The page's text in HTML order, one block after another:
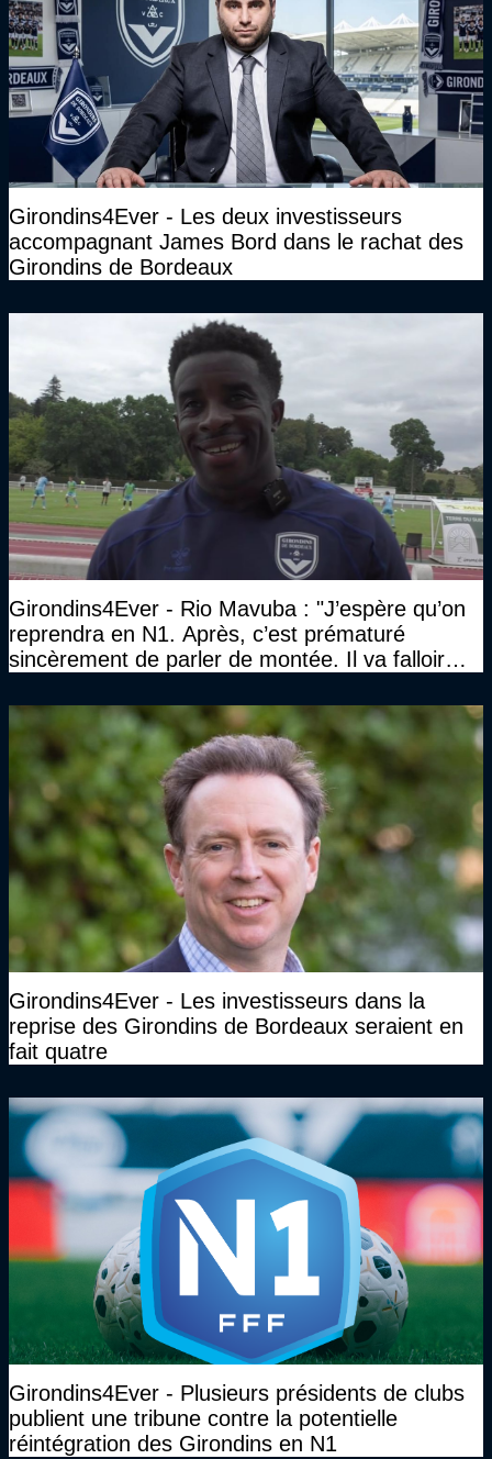
Girondins4Ever - Les deux investisseurs
accompagnant James Bord dans le rachat des
Girondins de Bordeaux
Girondins4Ever - Rio Mavuba : "J’espère qu’on
reprendra en N1. Après, c’est prématuré
sincèrement de parler de montée. Il va falloir
Girondins4Ever - Les investisseurs dans la
reprise des Girondins de Bordeaux seraient en
fait quatre
Girondins4Ever - Plusieurs présidents de clubs
publient une tribune contre la potentielle
réintégration des Girondins en N1